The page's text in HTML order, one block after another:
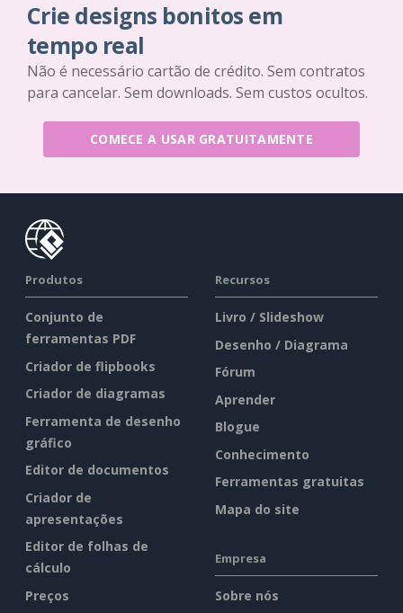
Crie designs bonitos em
tempo real
Não é necessário cartão de crédito. Sem contratos
para cancelar. Sem downloads. Sem custos ocultos.
COMECE A USAR GRATUITAMENTE
Produtos
Conjunto de
ferramentas PDF
Criador de flipbooks
Criador de diagramas
Ferramenta de desenho
gráfico
Editor de documentos
Criador de
apresentações
Editor de folhas de
cálculo
Preços
Recursos
Livro / Slideshow
Desenho / Diagrama
Fórum
Aprender
Blogue
Conhecimento
Ferramentas gratuitas
Mapa do site
Empresa
Sobre nós